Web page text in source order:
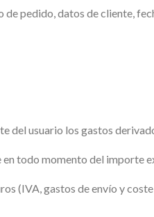
de pedido, datos de cliente,
del usuario los gastos
todo momento del importe
(IVA, gastos de envío y